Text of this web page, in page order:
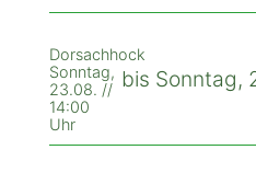
Dorsachhock
Sonntag,
23.08. //
14:00
Uhr
bis Sonntag,